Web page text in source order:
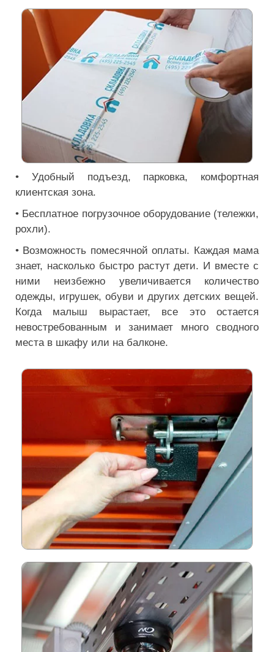
• Удобный подъезд, парковка, комфортная
клиентская зона.
• Бесплатное погрузочное оборудование (тележки,
рохли).
• Возможность помесячной оплаты. Каждая мама
знает, насколько быстро растут дети. И вместе с
ними неизбежно увеличивается количество
одежды, игрушек, обуви и других детских вещей.
Когда малыш вырастает, все это остается
невостребованным и занимает много сводного
места в шкафу или на балконе.